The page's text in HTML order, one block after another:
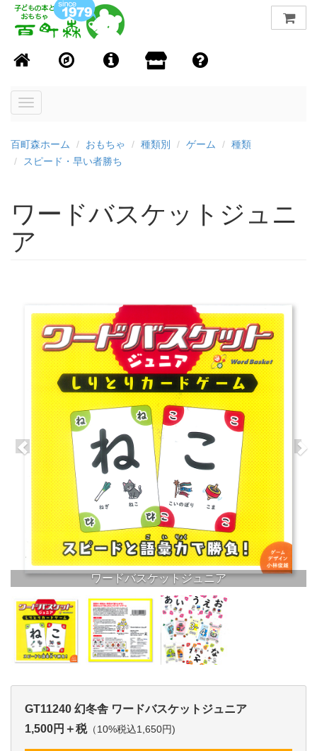
Toggle
百町森ホーム おもちゃ 種類別 ゲーム
種類
スピード・早い者勝ち
ワードバスケットジュニ
ア
ワードバスケットジュニア
GT11240 幻冬舎 ワードバスケットジュニア
1,500円＋税（10%税込1,650円)